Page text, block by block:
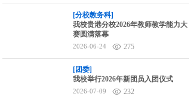
[分校教务科]
我校贵港分校2026年教师教学能力大
赛圆满落幕
2026-06-24 275
[团委]
我校举行2026年新团员入团仪式
2026-07-09 232